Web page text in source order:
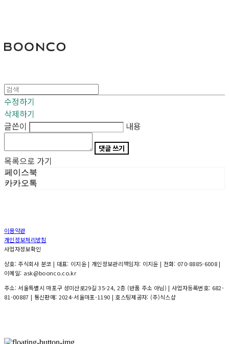
수정하기
삭제하기
글쓴이
내용
댓글 쓰기
목록으로 가기
페이스북
카카오톡
이용약관
개인정보처리방침
사업자정보확인
상호: 주식회사 분코 | 대표: 이지윤 | 개인정보관리책임자: 이지윤 | 전화: 070-8885-6008 |
이메일: ask@boonco.co.kr
주소: 서울특별시 마포구 성미산로29길 35-24, 2층 (반품 주소 아님) | 사업자등록번호: 682-
81-00887 | 통신판매: 2024-서울마포-1190 | 호스팅제공자: (주)식스샵